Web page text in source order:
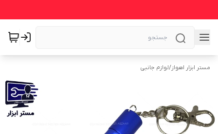
مستر ابزار اهواز/لوازم جانبی